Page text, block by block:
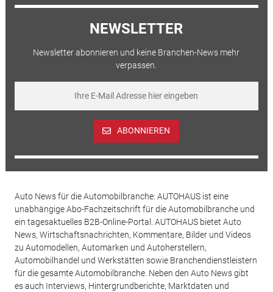
NEWSLETTER
Newsletter abonnieren und keine Branchen-News mehr
verpassen.
ABONNIEREN
Auto News für die Automobilbranche: AUTOHAUS ist eine
unabhängige Abo-Fachzeitschrift für die Automobilbranche und
ein tagesaktuelles B2B-Online-Portal. AUTOHAUS bietet Auto
News, Wirtschaftsnachrichten, Kommentare, Bilder und Videos
zu Automodellen, Automarken und Autoherstellern,
Automobilhandel und Werkstätten sowie Branchendienstleistern
für die gesamte Automobilbranche. Neben den Auto News gibt
es auch Interviews, Hintergrundberichte, Marktdaten und